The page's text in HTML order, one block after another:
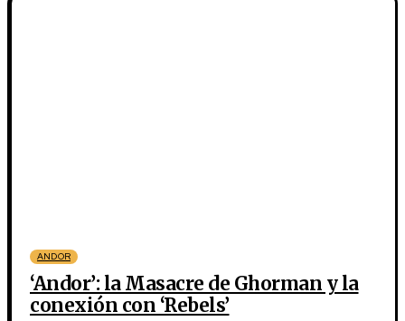
ANDOR
‘Andor’: la Masacre de Ghorman y la
conexión con ‘Rebels’